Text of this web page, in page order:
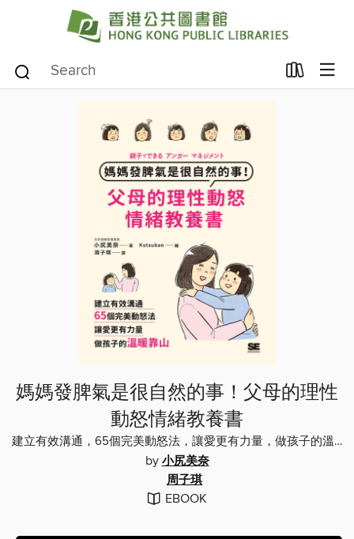
媽媽發脾氣是很自然的事！父母的理性
動怒情緒教養書
建立有效溝通，65個完美動怒法，讓愛更有力量，做孩子的溫暖靠山
by 小尻美奈
周子琪
EBOOK